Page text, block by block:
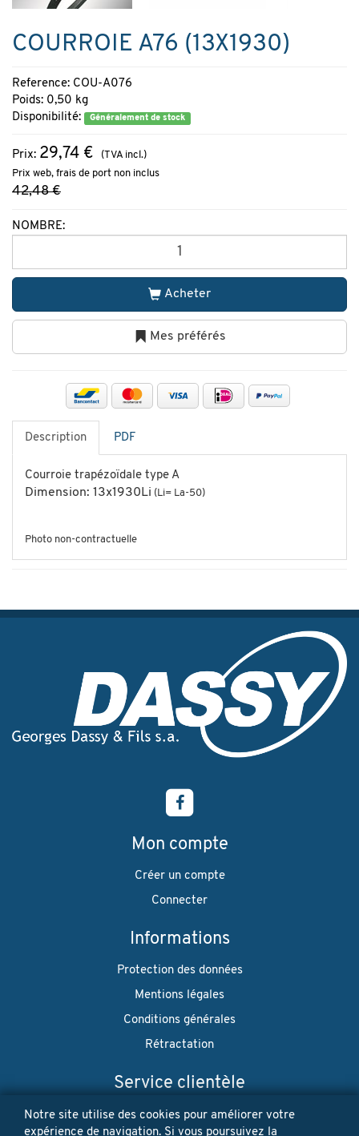
COURROIE A76 (13X1930)
Reference: COU-A076
Poids: 0,50 kg
Disponibilité:
Généralement de stock
Prix: 29,74 €
(TVA incl.)
Prix web, frais de port non inclus
42,48 €
NOMBRE:
Acheter
Mes préférés
Description PDF
Courroie trapézoïdale type A
Dimension: 13x1930Li (Li= La-50)
Photo non-contractuelle
Mon compte
Créer un compte
Connecter
Informations
Protection des données
Mentions légales
Conditions générales
Rétractation
Service clientèle
Envoi
Notre site utilise des cookies pour améliorer votre
expérience de navigation. Si vous poursuivez la